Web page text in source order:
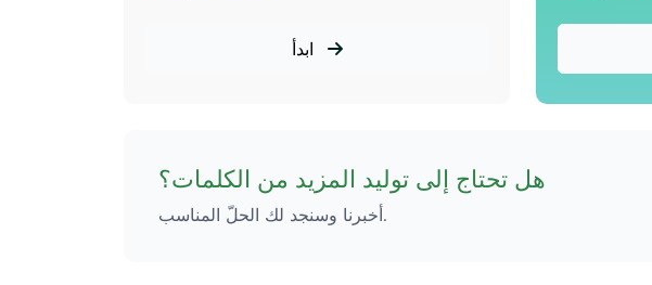
هل تحتاج إلى توليد المزيد من الكلمات؟
أخبرنا وسنجد لك الحلّ المناسب.